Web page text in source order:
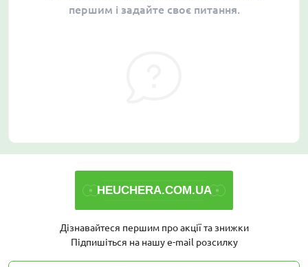
першим і задайте своє питання.
Дізнавайтеся першим про акції та знижки
Підпишіться на нашу e-mail розсилку